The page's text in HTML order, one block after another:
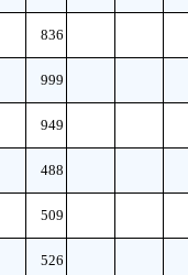
836
999
949
488
509
526